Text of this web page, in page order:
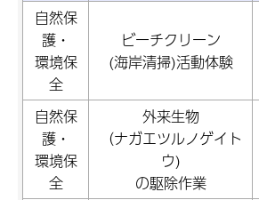
自然保
護・
環境保
全
ビーチクリーン
(海岸清掃)活動体験
自然保
護・
環境保
全
外来生物
（ナガエツルノゲイト
ウ)
の駆除作業